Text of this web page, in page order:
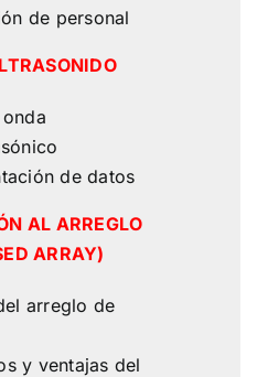
de personal
de datos
AL ARREGLO
ARRAY)
arreglo de
y ventajas del